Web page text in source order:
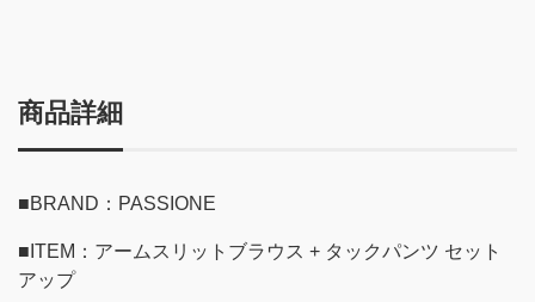
商品詳細
■BRAND：PASSIONE
■ITEM：アームスリットブラウス + タックパンツ セット
アップ